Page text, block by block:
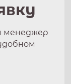
менеджер